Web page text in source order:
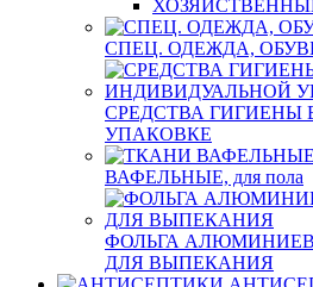
СПЕЦ. ОДЕЖДА,
СРЕДСТВА ГИГИЕНЫ
УПАКОВКЕ
ВАФЕЛЬНЫЕ, для пола
ФОЛЬГА
ДЛЯ ВЫПЕКАНИЯ